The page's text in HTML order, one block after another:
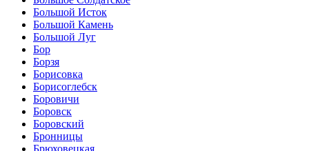
Большой Исток
Большой Камень
Большой Луг
Бор
Борзя
Борисовка
Борисоглебск
Боровичи
Боровск
Боровский
Бронницы
Брюховецкая